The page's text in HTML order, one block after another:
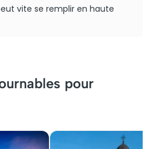
vite se remplir en haute
pour